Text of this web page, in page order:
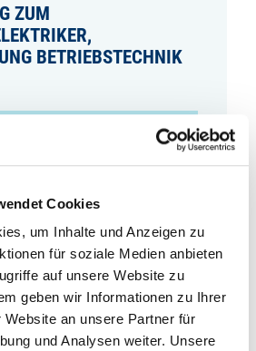
Cookies
um Inhalte und Anzeigen zu
für soziale Medien anbieten
auf unsere Website zu
geben wir Informationen zu Ihrer
Website an unsere Partner für
und Analysen weiter. Unsere
ZUM
BETRIEBSTECHNIK
Ausbildung zum
Anlagen prüft, bewertet und
Betriebsmittel montierst,
instand hältst,
anzuwenden – vom